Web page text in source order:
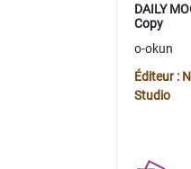
DAILY
Copy
o-okun
Éditeur :
Studio